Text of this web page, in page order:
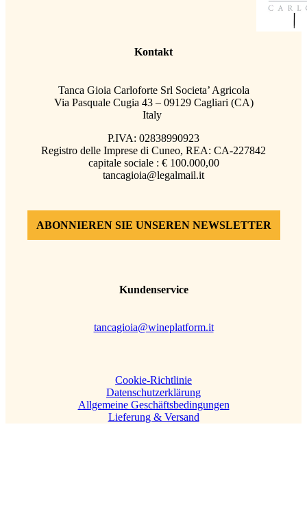
Kontakt
Tanca Gioia Carloforte Srl Societa’ Agricola
Via Pasquale Cugia 43 – 09129 Cagliari (CA)
Italy
P.IVA: 02838990923
Registro delle Imprese di Cuneo, REA: CA-227842
capitale sociale : € 100.000,00
tancagioia@legalmail.it
ABONNIEREN SIE UNSEREN NEWSLETTER
Kundenservice
tancagioia@wineplatform.it
Cookie-Richtlinie
Datenschutzerklärung
Allgemeine Geschäftsbedingungen
Lieferung & Versand